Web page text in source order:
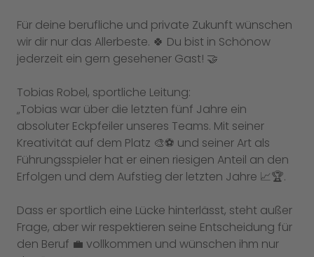
Für deine berufliche und private Zukunft wünschen
wir dir nur das Allerbeste. 🍀 Du bist in Schönow
jederzeit ein gern gesehener Gast! 🤝
Tobias Robel, sportliche Leitung:
„Tobias war über die letzten fünf Jahre ein
absoluter Eckpfeiler unseres Teams. Mit seiner
Kreativität auf dem Platz 🎨⚽️ und seiner Art als
Führungsspieler hat er einen riesigen Anteil an den
Erfolgen und dem Aufstieg der letzten Jahre 📈🏆.
Dass er sportlich eine Lücke hinterlässt, steht außer
Frage, aber wir respektieren seine Entscheidung für
den Beruf 💼 vollkommen und wünschen ihm nur